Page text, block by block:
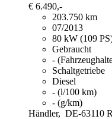
€ 6.490,-
203.750 km
07/2013
80 kW (109
Gebraucht
-
Schaltgetriebe
Diesel
- (l/100 km)
- (g/km)
Händler, DE-63110